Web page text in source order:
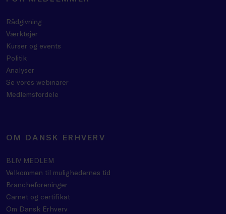
Rådgivning
Værktøjer
Kurser og events
Politik
Analyser
Se vores webinarer
Medlemsfordele
OM DANSK ERHVERV
BLIV MEDLEM
Velkommen til mulighedernes tid
Brancheforeninger
Carnet og certifikat
Om Dansk Erhverv